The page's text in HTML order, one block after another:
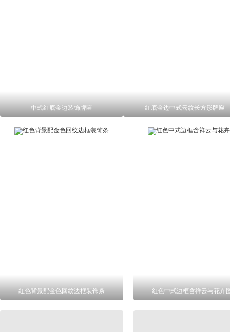
中式红底金边装饰牌匾 红底金边中式云纹长方形牌匾
红色背景配金色回纹边框装饰条 红色中式边框含祥云与花卉